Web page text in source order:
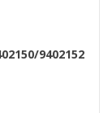
9402152